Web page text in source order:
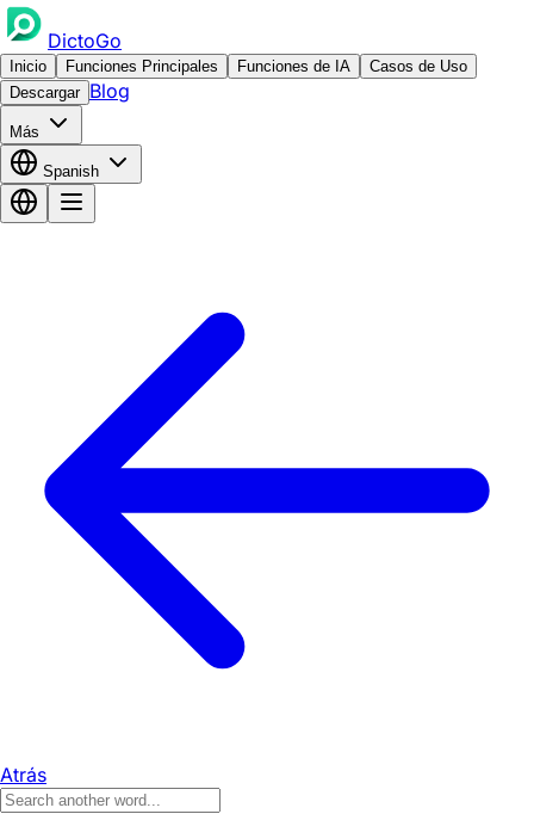
DictoGo
Inicio Funciones Principales Funciones de IA
Casos de Uso
Descargar Blog
Más
Spanish
Atrás